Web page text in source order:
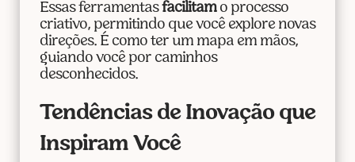
Essas ferramentasfacilitamo processo
criativo, permitindo que você explore novas
direções. É como ter um mapa em mãos,
guiando você por caminhos
desconhecidos.
Tendências de Inovação que
Inspiram Você